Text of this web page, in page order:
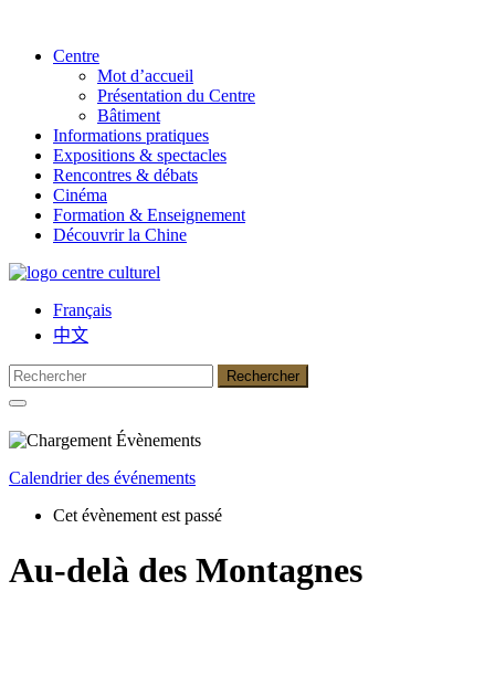
Centre
Mot d’accueil
Présentation du Centre
Bâtiment
Informations pratiques
Expositions & spectacles
Rencontres & débats
Cinéma
Formation & Enseignement
Découvrir la Chine
Français
中文
Calendrier des événements
Cet évènement est passé
Au-delà des Montagnes